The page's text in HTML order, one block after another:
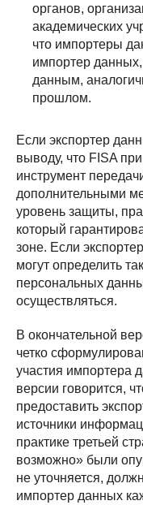
органов,
академических
что импортеры
импортер
данным,
прошлом.
Если экспортер
выводу, что FISA
инструмент
дополнительными
уровень защиты,
который
зоне. Если
могут определить
персональных
осуществляться.
В окончательной
четко
участия импортера
версии говорится,
предоставить
источники
практике третьей
возможно» были
не уточняется,
импортер данных